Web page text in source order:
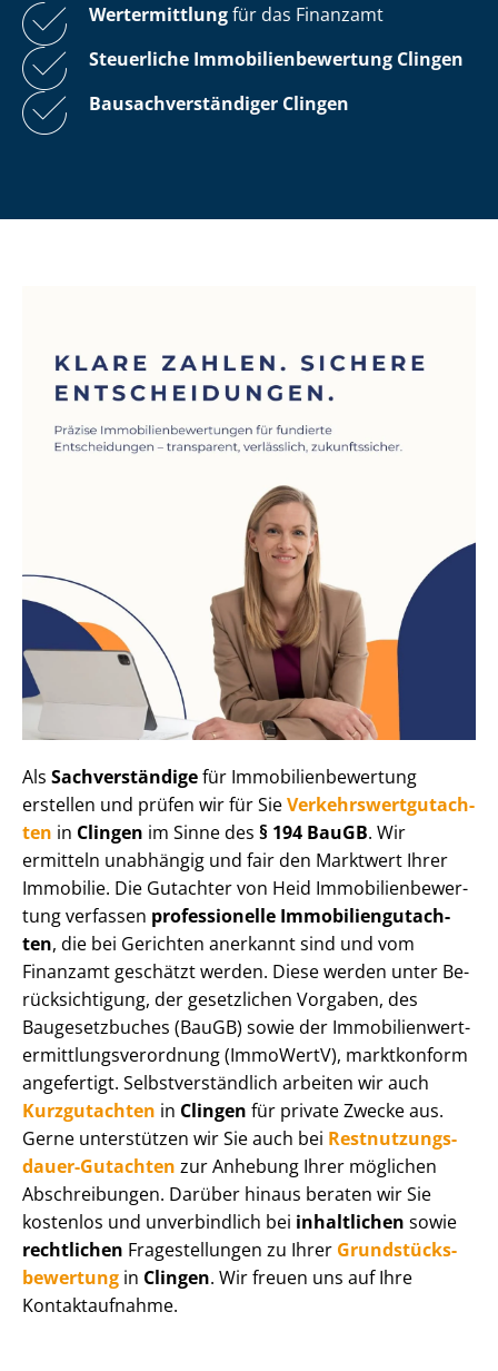
Wertermittlungfür das Finanzamt
Steuerliche Im­mo­bi­li­en­be­wer­tung Clingen
Bau­sach­ver­stän­di­ger Clingen
Als Sachverständigefür Im­mo­bi­li­en­be­wer­tung
erstellen und prüfen wir für SieVer­kehrs­wert­gut­ach­
ten in Clingen im Sinne des § 194 BauGB. Wir
ermitteln unabhängig und fair den Marktwert Ihrer
Immobilie. Die Gutachter von Heid Im­mo­bi­li­en­be­wer­
tung verfassen professionelle Im­mo­bi­li­en­gut­ach­
ten, die bei Gerichten anerkannt sind und vom
Finanzamt geschätzt werden. Diese werden unter Be­
rück­sich­ti­gung, der gesetzlichen Vorgaben, des
Baugesetzbuches (BauGB) sowie der Im­mo­bi­li­en­wert­
ermitt­lungs­ver­ord­nung (ImmoWertV), marktkonform
angefertigt. Selbst­ver­ständ­lich arbeiten wir auch
Kurzgutachten in Clingen für private Zwecke aus.
Gerne unterstützen wir Sie auch bei Rest­nut­zungs­
dau­er-Gutachten zur Anhebung Ihrer möglichen
Abschreibungen. Darüber hinaus beraten wir Sie
kostenlos und unverbindlich bei inhaltlichen sowie
rechtlichen Fragestellungen zu Ihrer Grund­stücks­
be­wer­tung in Clingen. Wir freuen uns auf Ihre
Kontaktaufnahme.